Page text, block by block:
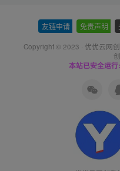
友链申请 免责声明
Copyright © 2023 · 优优云网
创
本站已安全运行: